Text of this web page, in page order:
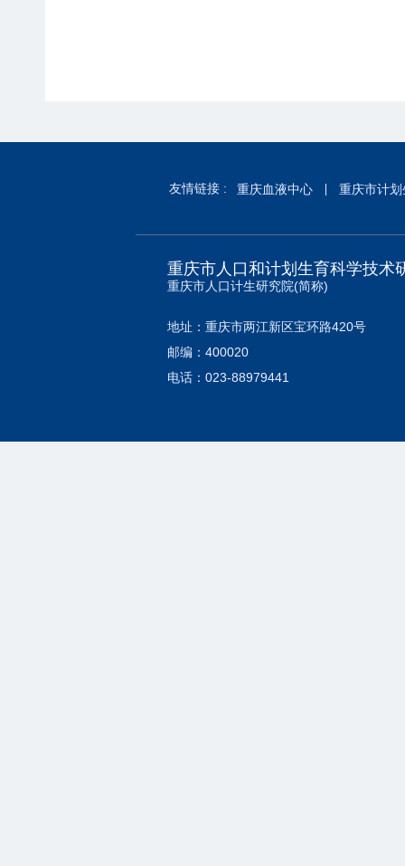
友情链接 : 重庆血液中心 重庆市计
重庆市人口和计划生育科学技术
重庆市人口计生研究院(简称)
地址：重庆市两江新区宝环路420号
邮编：400020
电话：023-88979441